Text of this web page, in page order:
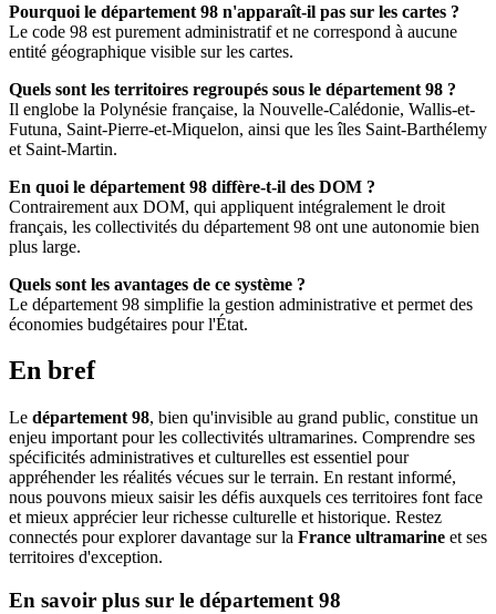
Pourquoi le département 98 n'apparaît-il pas sur les cartes ?
Le code 98 est purement administratif et ne correspond à aucune
entité géographique visible sur les cartes.
Quels sont les territoires regroupés sous le département 98 ?
Il englobe la Polynésie française, la Nouvelle-Calédonie, Wallis-et-
Futuna, Saint-Pierre-et-Miquelon, ainsi que les îles Saint-Barthélemy
et Saint-Martin.
En quoi le département 98 diffère-t-il des DOM ?
Contrairement aux DOM, qui appliquent intégralement le droit
français, les collectivités du département 98 ont une autonomie bien
plus large.
Quels sont les avantages de ce système ?
Le département 98 simplifie la gestion administrative et permet des
économies budgétaires pour l'État.
En bref
Le département 98, bien qu'invisible au grand public, constitue un
enjeu important pour les collectivités ultramarines. Comprendre ses
spécificités administratives et culturelles est essentiel pour
appréhender les réalités vécues sur le terrain. En restant informé,
nous pouvons mieux saisir les défis auxquels ces territoires font face
et mieux apprécier leur richesse culturelle et historique. Restez
connectés pour explorer davantage sur la France ultramarine et ses
territoires d'exception.
En savoir plus sur le département 98